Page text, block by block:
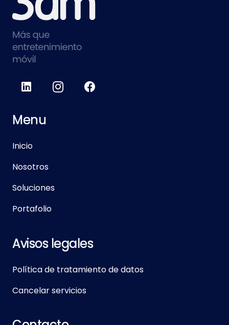
Menu
Inicio
Nosotros
Soluciones
Portafolio
Avisos legales
Política de tratamiento de datos
Cancelar servicios